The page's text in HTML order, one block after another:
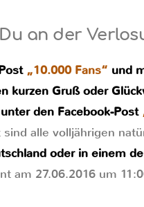
an der
„10.000 Fans“ und
kurzen Gruß oder
den Facebook-Post
alle volljährigen
oder in einem
am 27.06.2016 um